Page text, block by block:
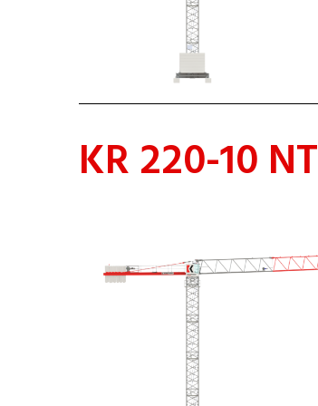
KR 220-10 NT